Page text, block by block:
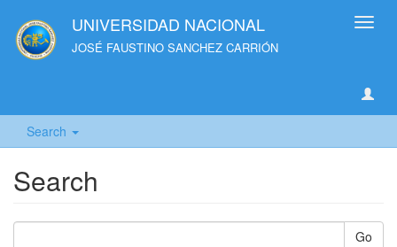
UNIVERSIDAD NACIONAL
JOSÉ FAUSTINO SANCHEZ CARRIÓN
Search
Search
Go